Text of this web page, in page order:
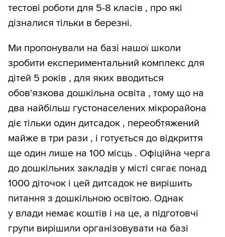
тестові роботи для 5-8 класів , про які
дізналися тільки в березні.
Ми пропонували на базі нашої школи
зробити експериментальний комплекс для
дітей 5 років , для яких вводиться
обов'язкова дошкільна освіта , тому що на
два найбільш густонаселених мікрорайона
діє тільки один дитсадок , переобтяжений
майже в три рази , і готується до відкриття
ще один лише на 100 місць . Офіційна черга
до дошкільних закладів у місті сягає понад
1000 діточок і цей дитсадок не вирішить
питання з дошкільною освітою. Однак
у влади немає коштів і на це, а підготовчі
групи вирішили організовувати на базі